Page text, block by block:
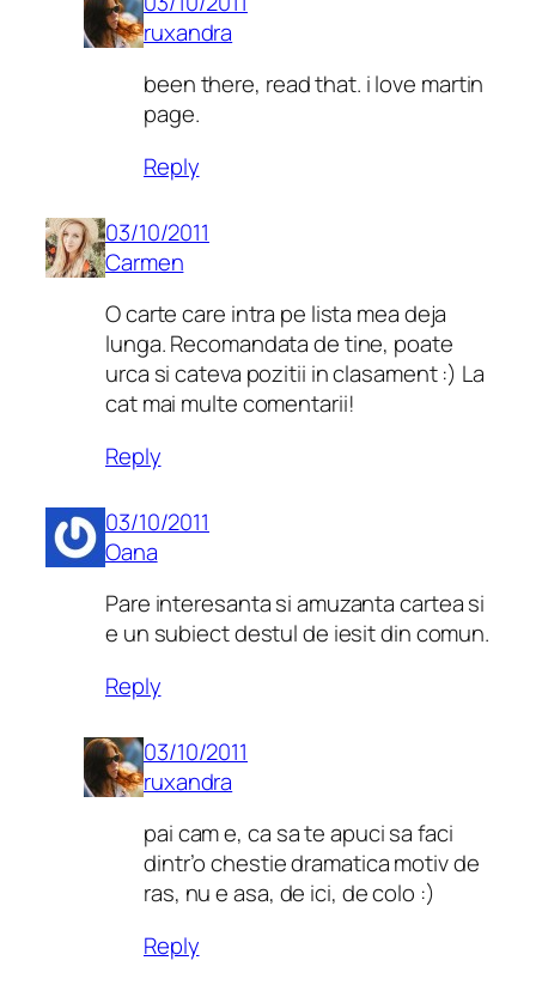
ruxandra
been there, read that. i love martin
page.
Reply
03/10/2011
Carmen
O carte care intra pe lista mea deja
lunga. Recomandata de tine, poate
urca si cateva pozitii in clasament :) La
cat mai multe comentarii!
Reply
03/10/2011
Oana
Pare interesanta si amuzanta cartea si
e un subiect destul de iesit din comun.
Reply
03/10/2011
ruxandra
pai cam e, ca sa te apuci sa faci
dintr’o chestie dramatica motiv de
ras, nu e asa, de ici, de colo :)
Reply